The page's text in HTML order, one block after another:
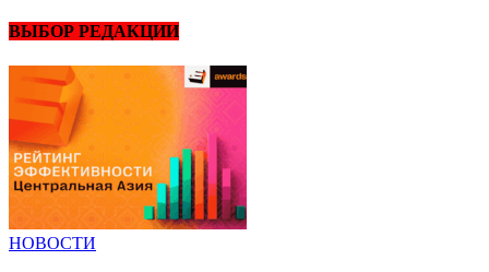
ВЫБОР РЕДАКЦИИ
НОВОСТИ